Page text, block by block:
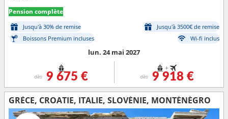
Pension complète
Jusqu'à 30% de remise
Jusqu'à 3500€ de remise
Boissons Premium incluses
Wi-fi inclus
lun. 24 mai 2027
dès 9 675 €
+
dès 9 918 €
GRÈCE, CROATIE, ITALIE, SLOVÉNIE, MONTÉNÉGRO